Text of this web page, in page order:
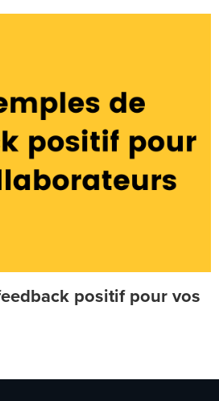
positif pour vos